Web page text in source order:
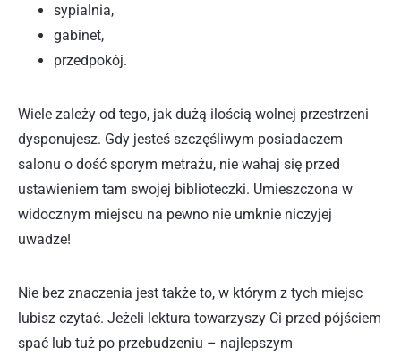
sypialnia,
gabinet,
przedpokój.
Wiele zależy od tego, jak dużą ilością wolnej przestrzeni
dysponujesz. Gdy jesteś szczęśliwym posiadaczem
salonu o dość sporym metrażu, nie wahaj się przed
ustawieniem tam swojej biblioteczki. Umieszczona w
widocznym miejscu na pewno nie umknie niczyjej
uwadze!
Nie bez znaczenia jest także to, w którym z tych miejsc
lubisz czytać. Jeżeli lektura towarzyszy Ci przed pójściem
spać lub tuż po przebudzeniu – najlepszym